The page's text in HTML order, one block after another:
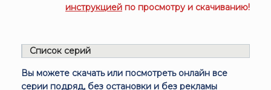
инструкцией по просмотру и скачиванию!
Список серий
Вы можете скачать или посмотреть онлайн все
серии подряд, без остановки и без рекламы